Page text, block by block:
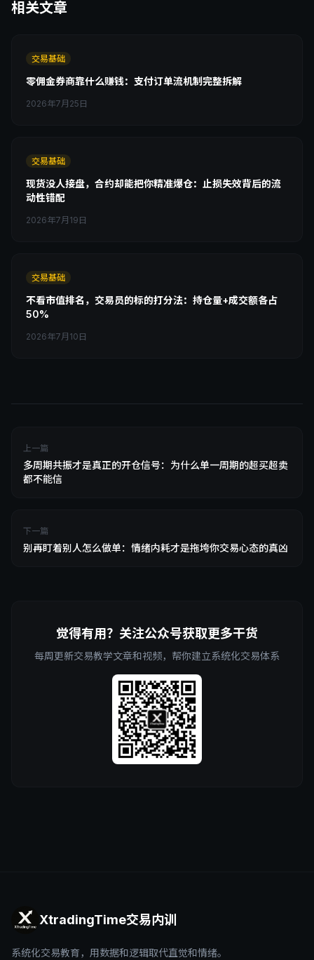
相关文章
交易基础
零佣金券商靠什么赚钱：支付订单流机制完整拆解
2026年7月25日
交易基础
现货没人接盘，合约却能把你精准爆仓：止损失效背后的流
动性错配
2026年7月19日
交易基础
不看市值排名，交易员的标的打分法：持仓量+成交额各占
50%
2026年7月10日
上一篇
多周期共振才是真正的开仓信号：为什么单一周期的超买超卖
都不能信
下一篇
别再盯着别人怎么做单：情绪内耗才是拖垮你交易心态的真凶
觉得有用？关注公众号获取更多干货
每周更新交易教学文章和视频，帮你建立系统化交易体系
XtradingTime交易内训
系统化交易教育，用数据和逻辑取代直觉和情绪。